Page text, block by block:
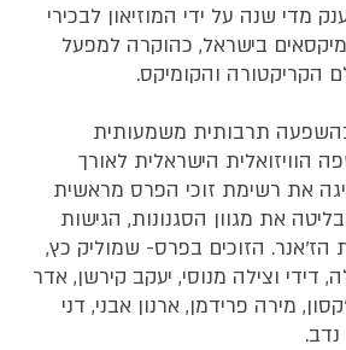
מדי שנה על ידי המוזיאון לבכירי
בישראל, כהוקרה למפעל
הקריקטורה והקומיקס.
תרבותית משמעותית
הוויזואלית הישראלית לאורך
את רשימת זוכי הפרס מראשית
את מגוון הסגנונות, הגישות
הז’אנר. הזוכים בפרס- שמוליק כץ,
דידי וצילה מנוסי, יעקב קירשן, אדר
מירה פרידמן, ארנון אבני, דני
נדב.